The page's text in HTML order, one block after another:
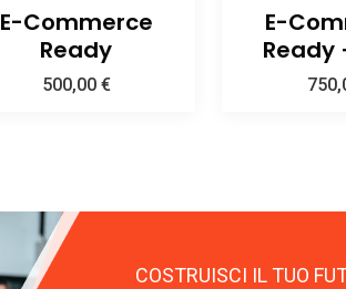
E-Commerce
Ready
500,00 €
E-
Ready
COSTRUISCI IL TUO